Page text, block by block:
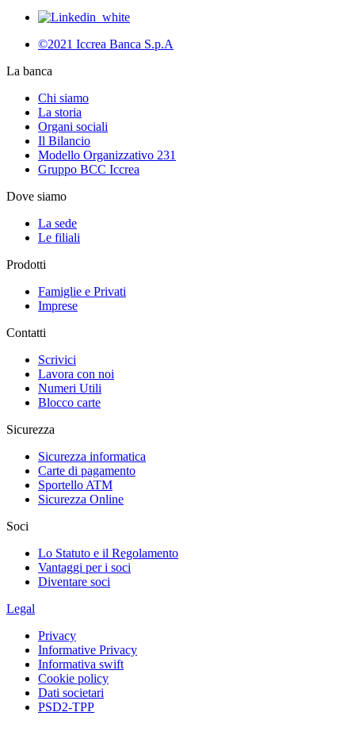
©2021 Iccrea Banca S.p.A
La banca
Chi siamo
La storia
Organi sociali
Il Bilancio
Modello Organizzativo 231
Gruppo BCC Iccrea
Dove siamo
La sede
Le filiali
Prodotti
Famiglie e Privati
Imprese
Contatti
Scrivici
Lavora con noi
Numeri Utili
Blocco carte
Sicurezza
Sicurezza informatica
Carte di pagamento
Sportello ATM
Sicurezza Online
Soci
Lo Statuto e il Regolamento
Vantaggi per i soci
Diventare soci
Legal
Privacy
Informative Privacy
Informativa swift
Cookie policy
Dati societari
PSD2-TPP